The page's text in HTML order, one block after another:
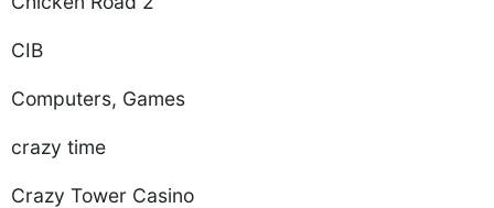
CIB
Computers, Games
crazy time
Crazy Tower Сasino